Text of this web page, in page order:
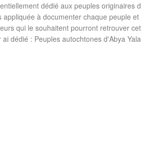
dédié aux peuples originaires
appliquée à documenter chaque peuple
qui le souhaitent pourront retrouver
ai dédié : Peuples autochtones d'Abya